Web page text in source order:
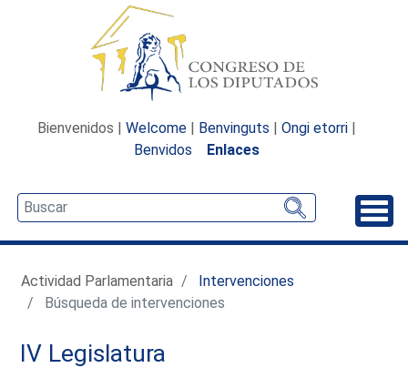
Bienvenidos | Welcome | Benvinguts | Ongi etorri |
Benvidos
Enlaces
Actividad Parlamentaria
Intervenciones
Búsqueda de intervenciones
IV Legislatura